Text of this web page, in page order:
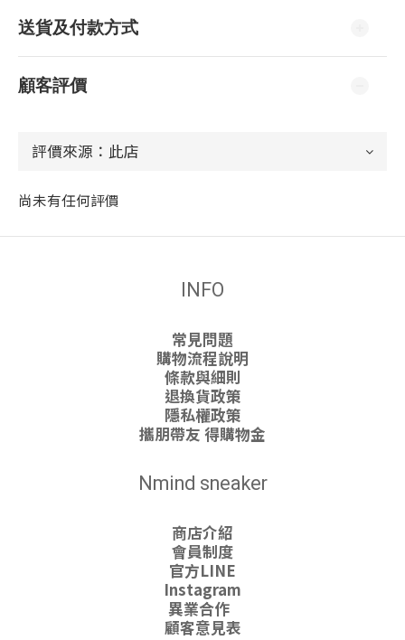
送貨及付款方式
顧客評價
尚未有任何評價
INFO
常見問題
購物流程說明
條款與細則
退換貨政策
隱私權政策
攜朋帶友 得購物金
Nmind sneaker
商店介紹
會員制度
官方LINE
Instagram
異業合作
顧客意見表